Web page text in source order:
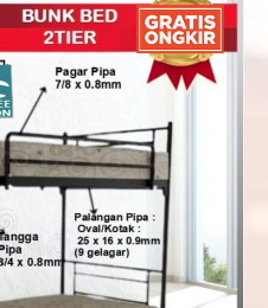
Rp1,350,000.